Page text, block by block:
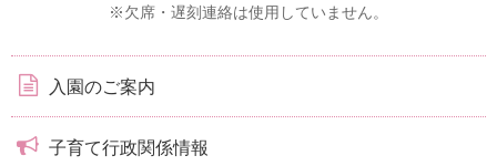
※欠席・遅刻連絡は使用していません。
入園のご案内
子育て行政関係情報